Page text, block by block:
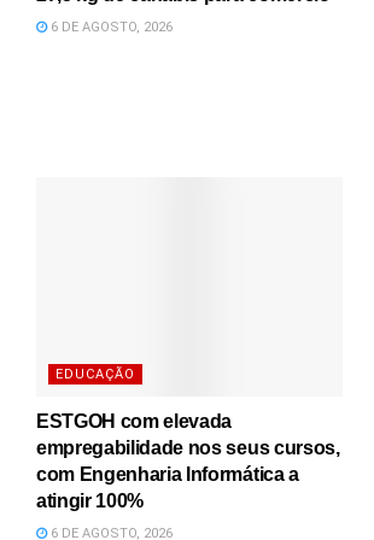
6 DE AGOSTO, 2026
EDUCAÇÃO
ESTGOH com elevada
empregabilidade nos seus cursos,
com Engenharia Informática a
atingir 100%
6 DE AGOSTO, 2026